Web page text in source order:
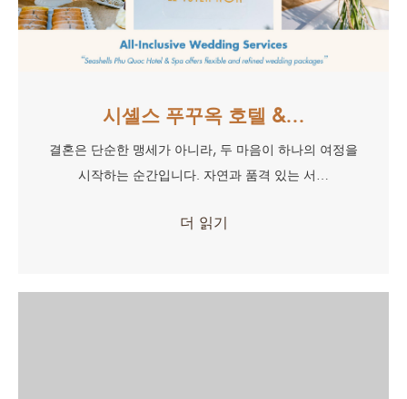
시셸스 푸꾸옥 호텔 &…
결혼은 단순한 맹세가 아니라, 두 마음이 하나의 여정을
시작하는 순간입니다. 자연과 품격 있는 서…
더 읽기